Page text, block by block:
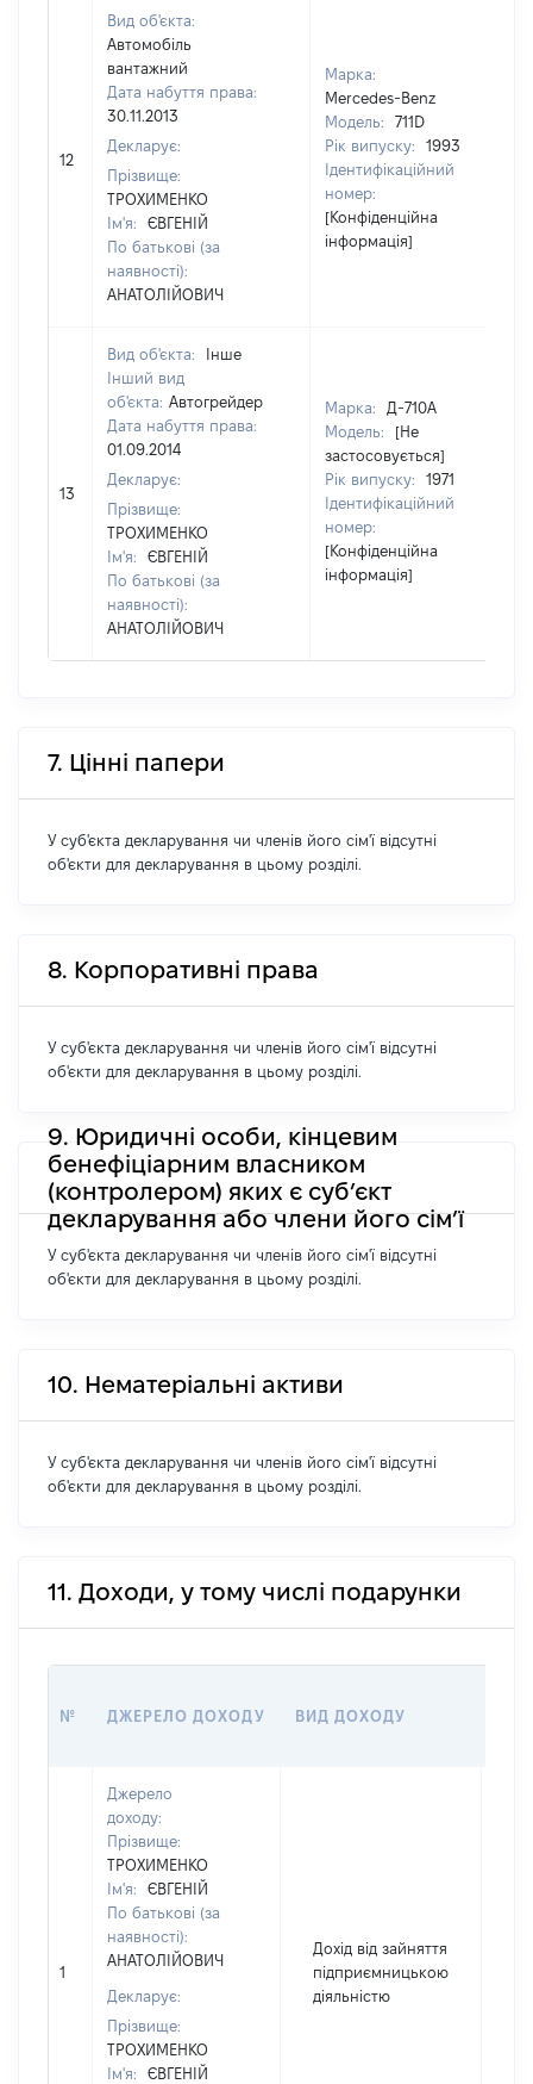
12
Вид об'єкта:
Автомобіль
вантажний
Дата набуття права:
30.11.2013
Декларує:
Прізвище:
ТРОХИМЕНКО
Ім'я:
ЄВГЕНІЙ
По батькові (за
наявності):
АНАТОЛІЙОВИЧ
Марка:
Mercedes-Benz
Модель:
711D
Рік випуску:
1993
Ідентифікаційний
номер:
[Конфіденційна
інформація]
13
Вид об'єкта:
Інше
Інший вид
об'єкта: Автогрейдер
Дата набуття права:
01.09.2014
Декларує:
Прізвище:
ТРОХИМЕНКО
Ім'я:
ЄВГЕНІЙ
По батькові (за
наявності):
АНАТОЛІЙОВИЧ
Марка:
Д-710А
Модель:
[Не
застосовується]
Рік випуску:
1971
Ідентифікаційний
номер:
[Конфіденційна
інформація]
7. Цінні папери
У суб'єкта декларування чи членів його сім'ї відсутні
об'єкти для декларування в цьому розділі.
8. Корпоративні права
У суб'єкта декларування чи членів його сім'ї відсутні
об'єкти для декларування в цьому розділі.
9. Юридичні особи, кінцевим
бенефіціарним власником
(контролером) яких є суб’єкт
декларування або члени його сім’ї
У суб'єкта декларування чи членів його сім'ї відсутні
об'єкти для декларування в цьому розділі.
10. Нематеріальні активи
У суб'єкта декларування чи членів його сім'ї відсутні
об'єкти для декларування в цьому розділі.
11. Доходи, у тому числі подарунки
№ ДЖЕРЕЛО ДОХОДУ ВИД ДОХОДУ
1
Джерело
доходу:
Прізвище:
ТРОХИМЕНКО
Ім'я:
ЄВГЕНІЙ
По батькові (за
наявності):
АНАТОЛІЙОВИЧ
Декларує:
Прізвище:
ТРОХИМЕНКО
Ім'я:
ЄВГЕНІЙ
Дохід від зайняття
підприємницькою
діяльністю